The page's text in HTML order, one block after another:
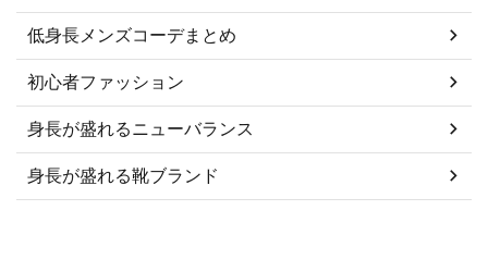
低身長メンズコーデまとめ
初心者ファッション
身長が盛れるニューバランス
身長が盛れる靴ブランド